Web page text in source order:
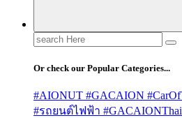
Search
for:
Or check our Popular Categories...
#AIONUT #GACAION
#รถยนต์ไฟฟ้า